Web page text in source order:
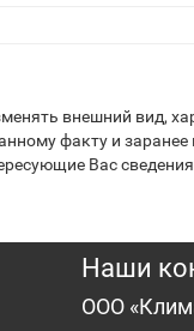
внешний вид,
факту и
Вас
Наши
ООО